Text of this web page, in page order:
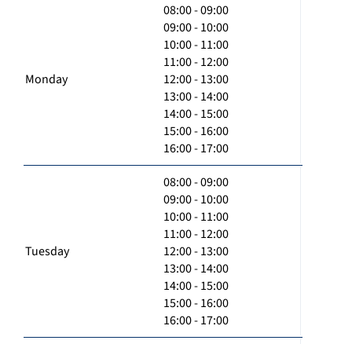
Monday
08:00 - 09:00
09:00 - 10:00
10:00 - 11:00
11:00 - 12:00
12:00 - 13:00
13:00 - 14:00
14:00 - 15:00
15:00 - 16:00
16:00 - 17:00
Tuesday
08:00 - 09:00
09:00 - 10:00
10:00 - 11:00
11:00 - 12:00
12:00 - 13:00
13:00 - 14:00
14:00 - 15:00
15:00 - 16:00
16:00 - 17:00